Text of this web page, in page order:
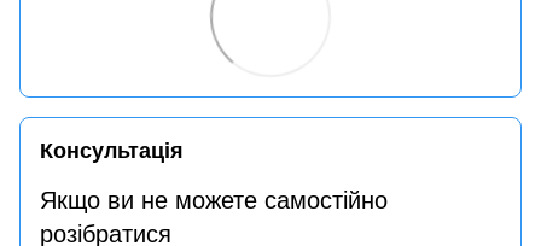
Консультація
Якщо ви не можете самостійно
розібратися